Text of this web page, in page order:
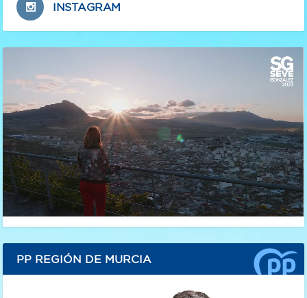
INSTAGRAM
PP REGIÓN DE MURCIA